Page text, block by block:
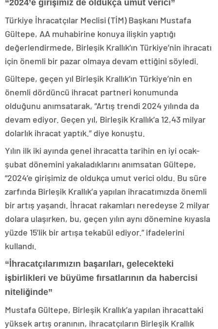
“2024’e girişimiz de oldukça umut verici”
Türkiye İhracatçılar Meclisi (TİM) Başkanı Mustafa
Gültepe, AA muhabirine konuya ilişkin yaptığı
değerlendirmede, Birleşik Krallık’ın Türkiye’nin ihracatı
için önemli bir pazar olmaya devam ettiğini söyledi.
Gültepe, geçen yıl Birleşik Krallık’ın Türkiye’nin en
önemli dördüncü ihracat partneri konumunda
olduğunu anımsatarak, “Artış trendi 2024 yılında da
devam ediyor. Geçen yıl, Birleşik Krallık’a 12,43 milyar
dolarlık ihracat yaptık.” diye konuştu.
Yılın ilk iki ayında genel ihracatta tarihin en iyi ocak-
şubat dönemini yakaladıklarını anımsatan Gültepe,
“2024’e girişimiz de oldukça umut verici oldu. Bu süre
zarfında Birleşik Krallık’a yapılan ihracatımızda önemli
bir artış yaşandı. İhracat rakamları neredeyse 2 milyar
dolara ulaşırken, bu, geçen yılın aynı dönemine kıyasla
yüzde 15’lik bir artışa tekabül ediyor.” ifadelerini
kullandı.
“İhracatçılarımızın başarıları, gelecekteki
işbirlikleri ve büyüme fırsatlarının da habercisi
niteliğinde”
Mustafa Gültepe, Birleşik Krallık’a yapılan ihracattaki
yüksek artış oranının, ihracatçıların Birleşik Krallık